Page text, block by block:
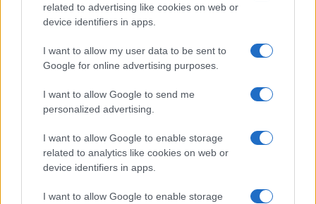
related to advertising like cookies on web or
device identifiers in apps.
I want to allow my user data to be sent to
Google for online advertising purposes.
I want to allow Google to send me
personalized advertising.
I want to allow Google to enable storage
related to analytics like cookies on web or
device identifiers in apps.
I want to allow Google to enable storage
Rassegna stampa quotidiana
Il campeggio dei comunisti:
tutti in vacanza, ma sempre
con falce e martello